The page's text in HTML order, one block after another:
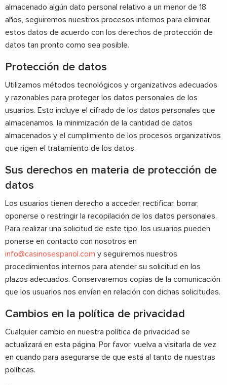
almacenado algún dato personal relativo a un menor de 18
años, seguiremos nuestros procesos internos para eliminar
estos datos de acuerdo con los derechos de protección de
datos tan pronto como sea posible.
Protección de datos
Utilizamos métodos tecnológicos y organizativos adecuados
y razonables para proteger los datos personales de los
usuarios. Esto incluye el cifrado de los datos personales que
almacenamos, la minimización de la cantidad de datos
almacenados y el cumplimiento de los procesos organizativos
que rigen el tratamiento de los datos.
Sus derechos en materia de protección de
datos
Los usuarios tienen derecho a acceder, rectificar, borrar,
oponerse o restringir la recopilación de los datos personales.
Para realizar una solicitud de este tipo, los usuarios pueden
ponerse en contacto con nosotros en
info@casinosespanol.com y seguiremos nuestros
procedimientos internos para atender su solicitud en los
plazos adecuados. Conservaremos copias de la comunicación
que los usuarios nos envíen en relación con dichas solicitudes.
Cambios en la política de privacidad
Cualquier cambio en nuestra política de privacidad se
actualizará en esta página. Por favor, vuelva a visitarla de vez
en cuando para asegurarse de que está al tanto de nuestras
políticas.